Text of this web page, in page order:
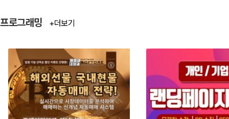
프로그래밍 +더보기